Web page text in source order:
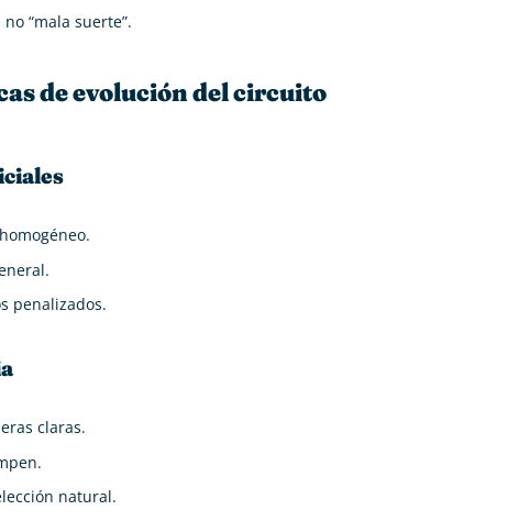
“mala suerte”.
de evolución del circuito
penalizados.
claras.
natural.